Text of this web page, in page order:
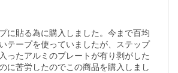
に貼る為に購入しました。今まで百均
テープを使っていましたが、ステップ
ったアルミのプレートが有り剥がした
に苦労したのでこの商品を購入しまし